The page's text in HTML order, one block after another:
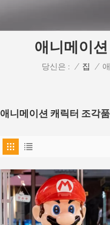
애니메이
당신은 : / 집 /
애니메이션 캐릭터 조각품